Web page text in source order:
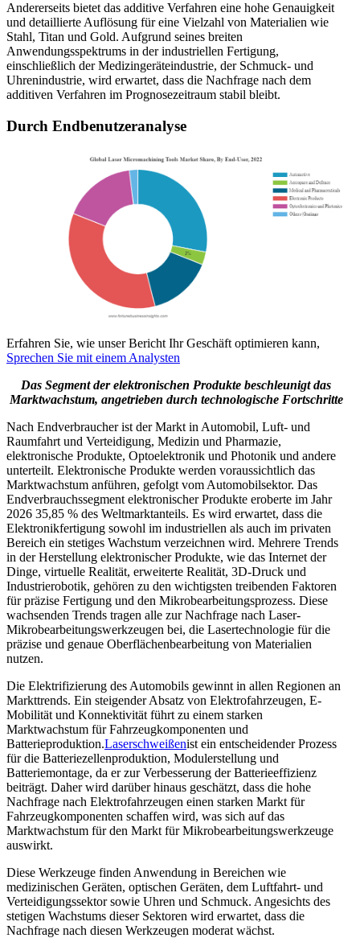
Andererseits bietet das additive Verfahren eine hohe Genauigkeit
und detaillierte Auflösung für eine Vielzahl von Materialien wie
Stahl, Titan und Gold. Aufgrund seines breiten
Anwendungsspektrums in der industriellen Fertigung,
einschließlich der Medizingeräteindustrie, der Schmuck- und
Uhrenindustrie, wird erwartet, dass die Nachfrage nach dem
additiven Verfahren im Prognosezeitraum stabil bleibt.
Durch Endbenutzeranalyse
Erfahren Sie, wie unser Bericht Ihr Geschäft optimieren kann,
Sprechen Sie mit einem Analysten
Das Segment der elektronischen Produkte beschleunigt das
Marktwachstum, angetrieben durch technologische Fortschritte
Nach Endverbraucher ist der Markt in Automobil, Luft- und
Raumfahrt und Verteidigung, Medizin und Pharmazie,
elektronische Produkte, Optoelektronik und Photonik und andere
unterteilt. Elektronische Produkte werden voraussichtlich das
Marktwachstum anführen, gefolgt vom Automobilsektor. Das
Endverbrauchssegment elektronischer Produkte eroberte im Jahr
2026 35,85 % des Weltmarktanteils. Es wird erwartet, dass die
Elektronikfertigung sowohl im industriellen als auch im privaten
Bereich ein stetiges Wachstum verzeichnen wird. Mehrere Trends
in der Herstellung elektronischer Produkte, wie das Internet der
Dinge, virtuelle Realität, erweiterte Realität, 3D-Druck und
Industrierobotik, gehören zu den wichtigsten treibenden Faktoren
für präzise Fertigung und den Mikrobearbeitungsprozess. Diese
wachsenden Trends tragen alle zur Nachfrage nach Laser-
Mikrobearbeitungswerkzeugen bei, die Lasertechnologie für die
präzise und genaue Oberflächenbearbeitung von Materialien
nutzen.
Die Elektrifizierung des Automobils gewinnt in allen Regionen an
Markttrends. Ein steigender Absatz von Elektrofahrzeugen, E-
Mobilität und Konnektivität führt zu einem starken
Marktwachstum für Fahrzeugkomponenten und
Batterieproduktion.Laserschweißenist ein entscheidender Prozess
für die Batteriezellenproduktion, Modulerstellung und
Batteriemontage, da er zur Verbesserung der Batterieeffizienz
beiträgt. Daher wird darüber hinaus geschätzt, dass die hohe
Nachfrage nach Elektrofahrzeugen einen starken Markt für
Fahrzeugkomponenten schaffen wird, was sich auf das
Marktwachstum für den Markt für Mikrobearbeitungswerkzeuge
auswirkt.
Diese Werkzeuge finden Anwendung in Bereichen wie
medizinischen Geräten, optischen Geräten, dem Luftfahrt- und
Verteidigungssektor sowie Uhren und Schmuck. Angesichts des
stetigen Wachstums dieser Sektoren wird erwartet, dass die
Nachfrage nach diesen Werkzeugen moderat wächst.